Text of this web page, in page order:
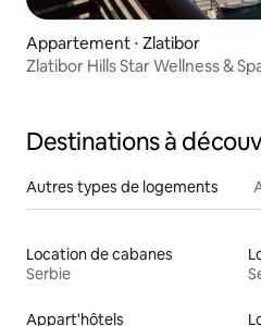
Appartement ⋅ Zlatibor
Zlatibor Hills Star Wellness &
Destinations à
Autres types de logements
Location de cabanes
Serbie
Appart'hôtels